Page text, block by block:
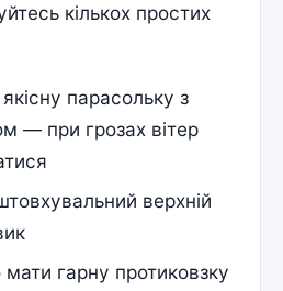
кількох простих
парасольку з
— при грозах вітер
верхній
гарну протиковзку